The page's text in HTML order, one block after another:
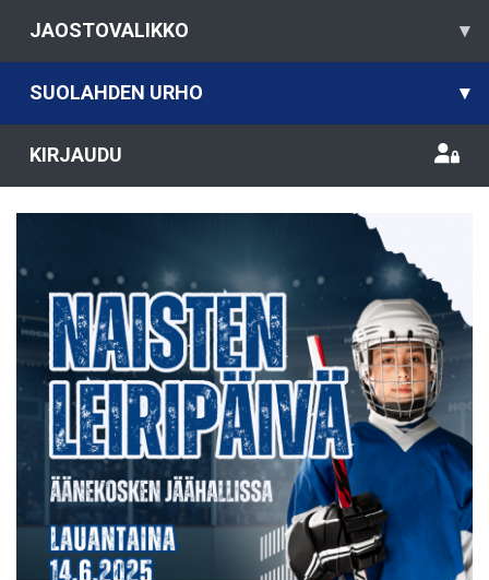
JAOSTOVALIKKO ▾
SUOLAHDEN URHO ▾
KIRJAUDU